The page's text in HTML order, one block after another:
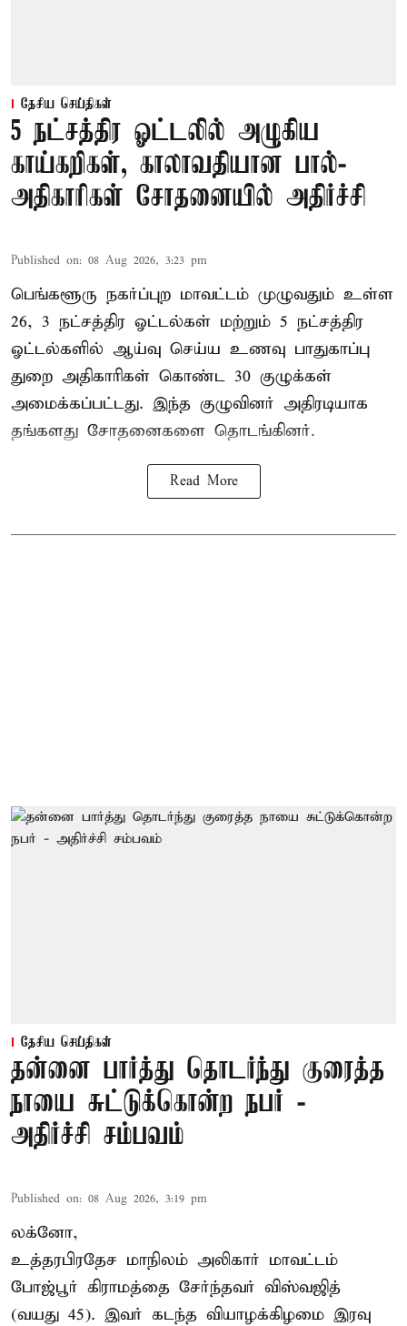
தேசிய செய்திகள்
5 நட்சத்திர ஓட்டலில் அழுகிய
காய்கறிகள், காலாவதியான பால்-
அதிகாரிகள் சோதனையில் அதிர்ச்சி
Published on: 08 Aug 2026, 3:23 pm
பெங்களூரு நகர்ப்புற மாவட்டம் முழுவதும் உள்ள
26, 3 நட்சத்திர ஓட்டல்கள் மற்றும் 5 நட்சத்திர
ஓட்டல்களில் ஆய்வு செய்ய உணவு பாதுகாப்பு
துறை அதிகாரிகள் கொண்ட 30 குழுக்கள்
அமைக்கப்பட்டது. இந்த குழுவினர் அதிரடியாக
தங்களது சோதனைகளை தொடங்கினர்.
Read More
தேசிய செய்திகள்
தன்னை பார்த்து தொடர்ந்து குரைத்த
நாயை சுட்டுக்கொன்ற நபர் -
அதிர்ச்சி சம்பவம்
Published on: 08 Aug 2026, 3:19 pm
லக்னோ,
உத்தரபிரதேச மாநிலம் அலிகார் மாவட்டம்
போஜ்பூர் கிராமத்தை சேர்ந்தவர் விஸ்வஜித்
(வயது 45). இவர் கடந்த வியாழக்கிழமை இரவு